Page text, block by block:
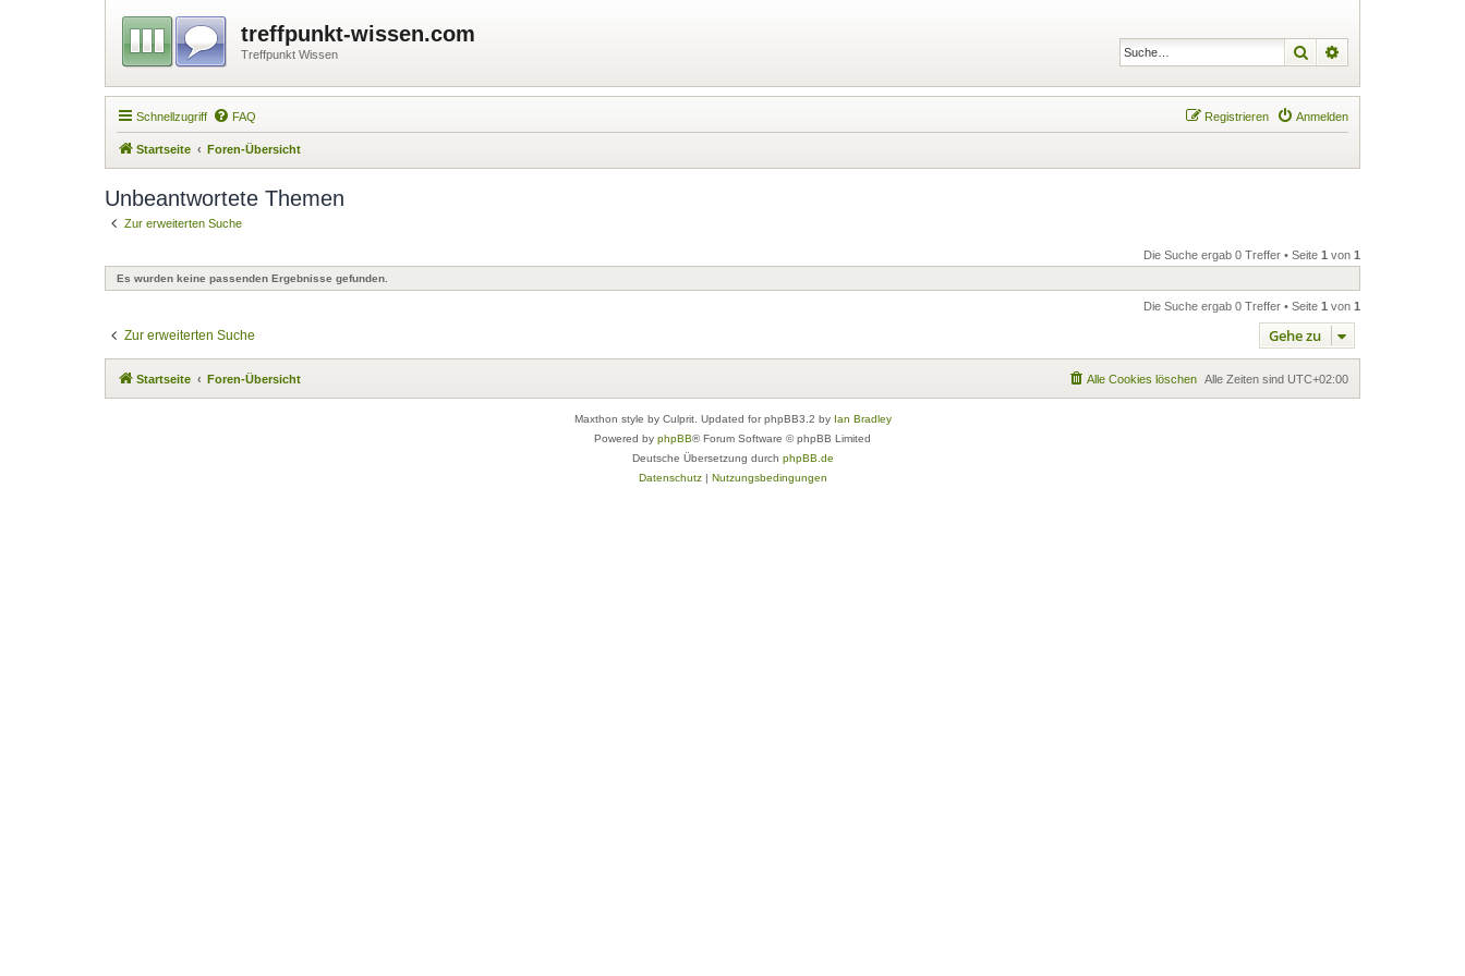
treffpunkt-wissen.com
Treffpunkt Wissen Suche
Schnellzugriff FAQ Anmelden
Registrieren
Startseite Foren-Übersicht
Unbeantwortete Themen
Zur erweiterten Suche
Die Suche ergab 0 Treffer • Seite 1 von 1
Es wurden keine passenden Ergebnisse gefunden.
Die Suche ergab 0 Treffer • Seite 1 von 1
Zur erweiterten Suche Gehe zu
Startseite Foren-Übersicht Alle Zeiten sind UTC+02:00
Alle Cookies löschen
Maxthon style by Culprit. Updated for phpBB3.2 by Ian Bradley
Powered by phpBB® Forum Software © phpBB Limited
Deutsche Übersetzung durch phpBB.de
Datenschutz| Nutzungsbedingungen